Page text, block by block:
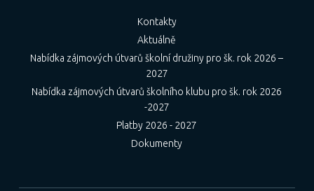
Kontakty
Aktuálně
Nabídka zájmových útvarů školní družiny pro šk. rok 2026 –
2027
Nabídka zájmových útvarů školního klubu pro šk. rok 2026
-2027
Platby 2026 - 2027
Dokumenty